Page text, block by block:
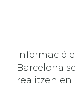
Informació
Barcelona
realitzen en